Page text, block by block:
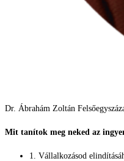
Dr. Ábrahám Zoltán
Mit tanítok meg neked az
1. Vállalkozásod